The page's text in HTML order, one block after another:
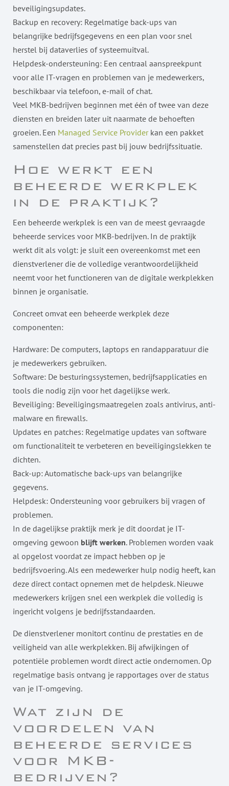
beveiligingsupdates.
Backup en recovery: Regelmatige back-ups van
belangrijke bedrijfsgegevens en een plan voor snel
herstel bij dataverlies of systeemuitval.
Helpdesk-ondersteuning: Een centraal aanspreekpunt
voor alle IT-vragen en problemen van je medewerkers,
beschikbaar via telefoon, e-mail of chat.
Veel MKB-bedrijven beginnen met één of twee van deze
diensten en breiden later uit naarmate de behoeften
groeien. Een Managed Service Providerkan een pakket
samenstellen dat precies past bij jouw bedrijfssituatie.
Hoe werkt een
beheerde werkplek
in de praktijk?
Een beheerde werkplek is een van de meest gevraagde
beheerde services voor MKB-bedrijven. In de praktijk
werkt dit als volgt: je sluit een overeenkomst met een
dienstverlener die de volledige verantwoordelijkheid
neemt voor het functioneren van de digitale werkplekken
binnen je organisatie.
Concreet omvat een beheerde werkplek deze
componenten:
Hardware: De computers, laptops en randapparatuur die
je medewerkers gebruiken.
Software: De besturingssystemen, bedrijfsapplicaties en
tools die nodig zijn voor het dagelijkse werk.
Beveiliging: Beveiligingsmaatregelen zoals antivirus, anti-
malware en firewalls.
Updates en patches: Regelmatige updates van software
om functionaliteit te verbeteren en beveiligingslekken te
dichten.
Back-up: Automatische back-ups van belangrijke
gegevens.
Helpdesk: Ondersteuning voor gebruikers bij vragen of
problemen.
In de dagelijkse praktijk merk je dit doordat je IT-
omgeving gewoon blijft werken. Problemen worden vaak
al opgelost voordat ze impact hebben op je
bedrijfsvoering. Als een medewerker hulp nodig heeft, kan
deze direct contact opnemen met de helpdesk. Nieuwe
medewerkers krijgen snel een werkplek die volledig is
ingericht volgens je bedrijfsstandaarden.
De dienstverlener monitort continu de prestaties en de
veiligheid van alle werkplekken. Bij afwijkingen of
potentiële problemen wordt direct actie ondernomen. Op
regelmatige basis ontvang je rapportages over de status
van je IT-omgeving.
Wat zijn de
voordelen van
beheerde services
voor MKB-
bedrijven?